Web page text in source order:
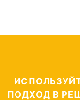
ПОДХОД В